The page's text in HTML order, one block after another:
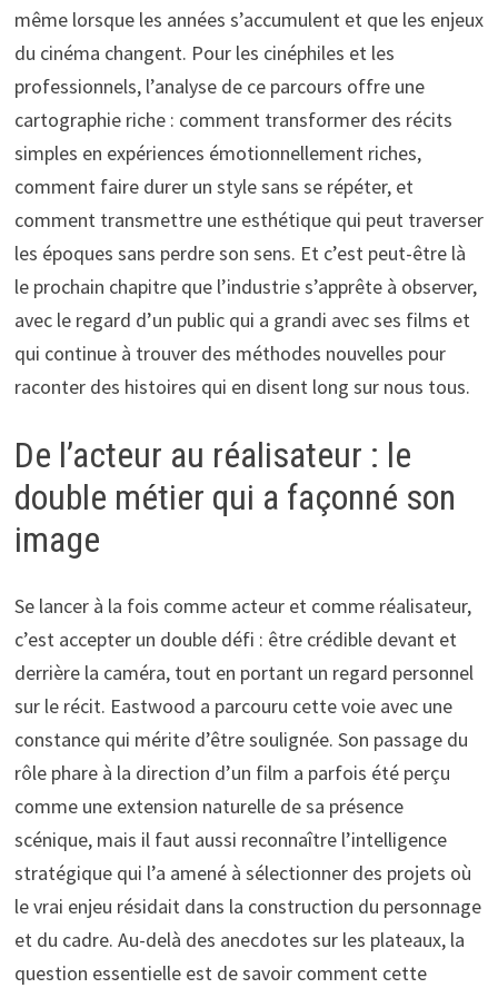
même lorsque les années s’accumulent et que les enjeux
du cinéma changent. Pour les cinéphiles et les
professionnels, l’analyse de ce parcours offre une
cartographie riche : comment transformer des récits
simples en expériences émotionnellement riches,
comment faire durer un style sans se répéter, et
comment transmettre une esthétique qui peut traverser
les époques sans perdre son sens. Et c’est peut-être là
le prochain chapitre que l’industrie s’apprête à observer,
avec le regard d’un public qui a grandi avec ses films et
qui continue à trouver des méthodes nouvelles pour
raconter des histoires qui en disent long sur nous tous.
De l’acteur au réalisateur : le
double métier qui a façonné son
image
Se lancer à la fois comme acteur et comme réalisateur,
c’est accepter un double défi : être crédible devant et
derrière la caméra, tout en portant un regard personnel
sur le récit. Eastwood a parcouru cette voie avec une
constance qui mérite d’être soulignée. Son passage du
rôle phare à la direction d’un film a parfois été perçu
comme une extension naturelle de sa présence
scénique, mais il faut aussi reconnaître l’intelligence
stratégique qui l’a amené à sélectionner des projets où
le vrai enjeu résidait dans la construction du personnage
et du cadre. Au-delà des anecdotes sur les plateaux, la
question essentielle est de savoir comment cette